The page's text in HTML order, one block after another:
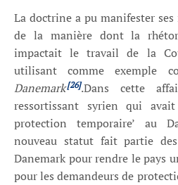
La doctrine a pu manifester
de la manière dont la
impactait le travail de la
utilisant comme exemple
Danemark [26].Dans cette
ressortissant syrien qui
protection temporaire’ au
nouveau statut fait partie
Danemark pour rendre le pays
pour les demandeurs de